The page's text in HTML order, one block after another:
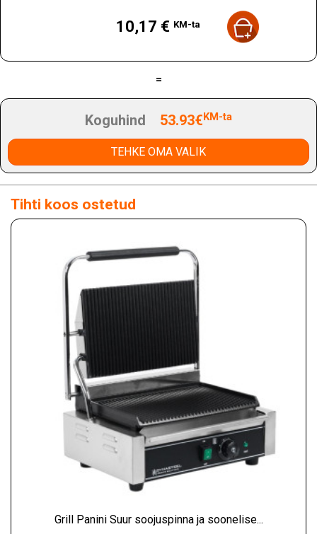
10,17 € KM-ta
=
Koguhind 53.93€KM-ta
TEHKE OMA VALIK
Tihti koos ostetud
Grill Panini Suur soojuspinna ja soonelise...